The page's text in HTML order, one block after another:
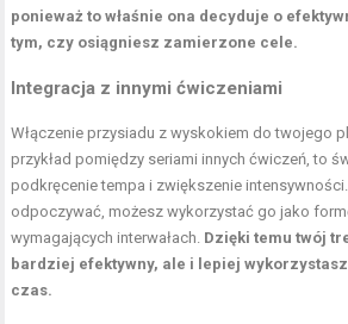
ponieważ to właśnie ona decyduje o
tym, czy osiągniesz zamierzone cele.
Integracja z innymi ćwiczeniami
Włączenie przysiadu z wyskokiem do twojego
przykład pomiędzy seriami innych ćwiczeń, to
podkręcenie tempa i zwiększenie
odpoczywać, możesz wykorzystać go jako
wymagających interwałach. Dzięki temu twój
bardziej efektywny, ale i lepiej
czas.